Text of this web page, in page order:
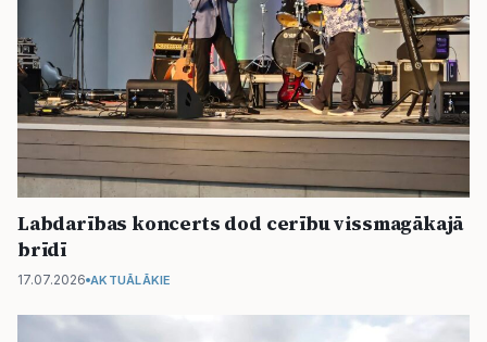
Labdarības koncerts dod cerību vissmagākajā
brīdī
17.07.2026 AKTUĀLĀKIE